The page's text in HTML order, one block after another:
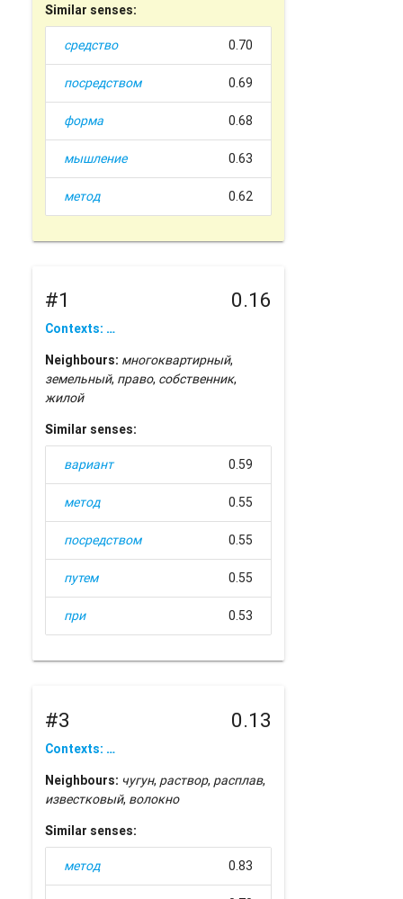
Similar senses:
средство 0.70
посредством 0.69
форма 0.68
мышление 0.63
метод 0.62
#1 0.16
Contexts: …
Neighbours: многоквартирный,
земельный, право, собственник,
жилой
Similar senses:
вариант 0.59
метод 0.55
посредством 0.55
путем 0.55
при 0.53
#3 0.13
Contexts: …
Neighbours: чугун, раствор, расплав,
известковый, волокно
Similar senses:
метод 0.83